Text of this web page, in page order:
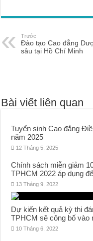
Trước
Đào tạo Cao đẳng
sâu tại Hồ Chí Minh
Bài viết liên quan
Tuyển sinh Cao đẳng
năm 2025
12 Tháng 5, 2025
Chính sách miễn giảm
TPHCM 2022 áp dụng
13 Tháng 9, 2022
Dự kiến kết quả kỳ thi
TPHCM sẽ công bố vào
10 Tháng 6, 2022